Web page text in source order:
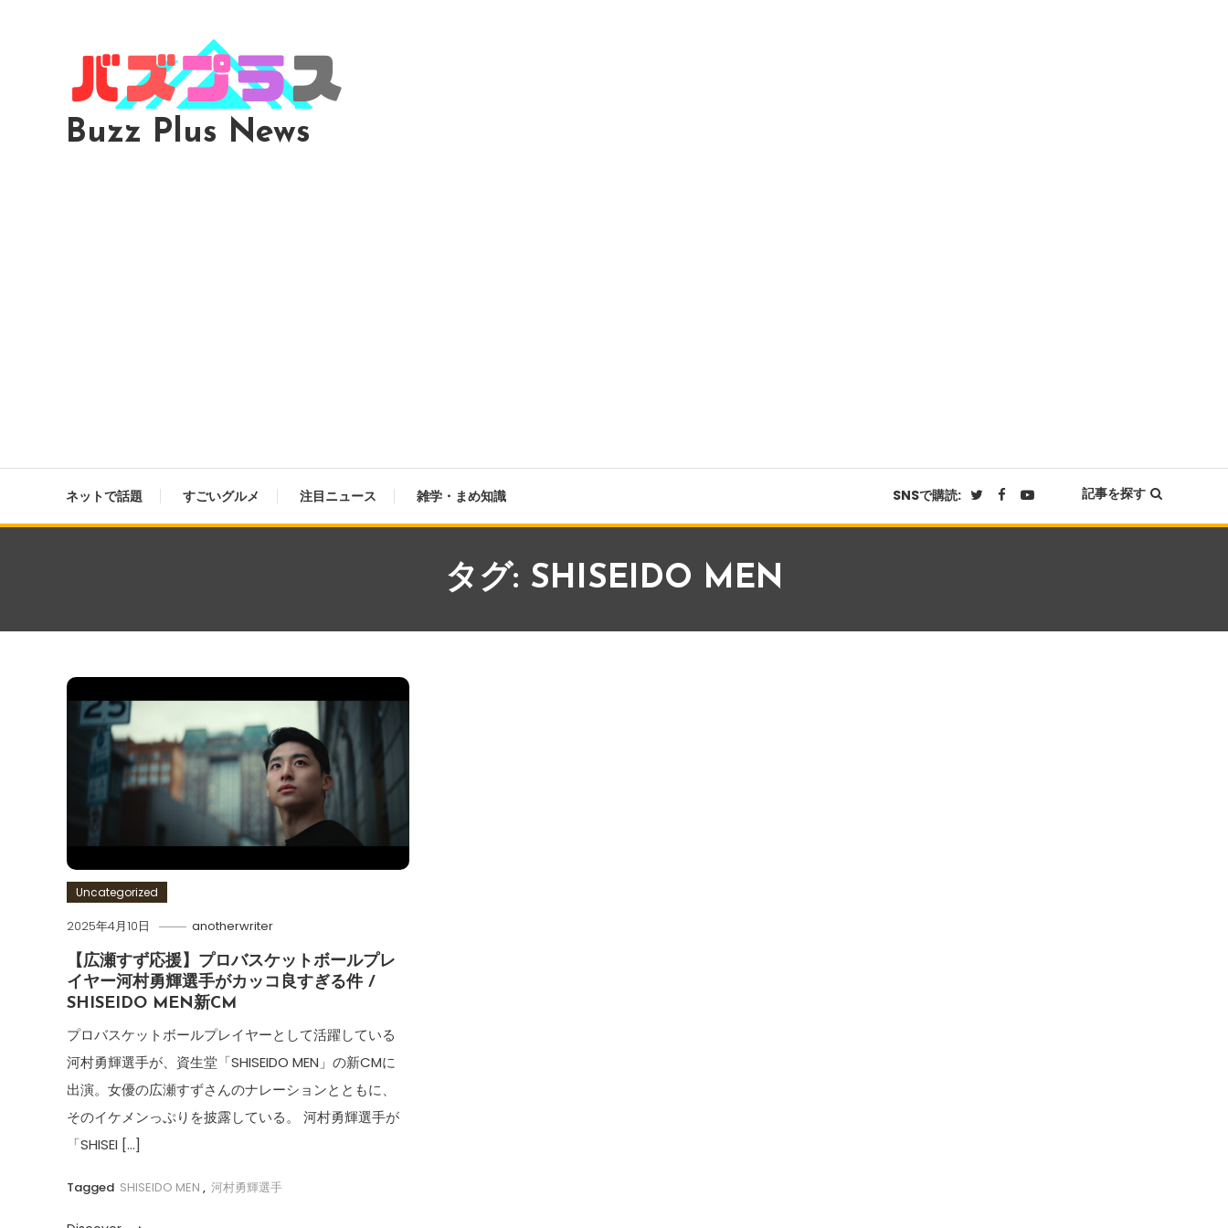
Buzz Plus News
ネットで話題 すごいグルメ 注目ニュース 雑学・まめ知識 SNSで購読: 記事を探す
タグ: SHISEIDO MEN
Uncategorized
2025年4月10日 anotherwriter
【広瀬すず応援】プロバスケットボールプレ
イヤー河村勇輝選手がカッコ良すぎる件 /
SHISEIDO MEN新CM
プロバスケットボールプレイヤーとして活躍している
河村勇輝選手が、資生堂「SHISEIDO MEN」の新CMに
出演。女優の広瀬すずさんのナレーションとともに、
そのイケメンっぷりを披露している。 河村勇輝選手が
「SHISEI […]
Tagged SHISEIDO MEN , 河村勇輝選手